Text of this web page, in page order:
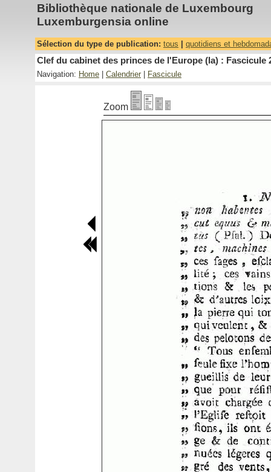
Bibliothèque nationale de Luxembourg
Luxemburgensia online
Sélection du type de publication: tous quotidiens et
Clef du cabinet des princes de l'Europe (la) : Fascicule
Navigation: Home Calendrier Fascicule
Zoom